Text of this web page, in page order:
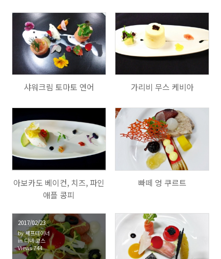
714
샤워크림 토마토 연어
727
가리비 무스 케비아
630
아보카도 베이컨, 치즈, 파인
애플 콩피
705
빠떼 엉 쿠르트
2017/02/23
by셰프테이너
in디너 코스
Views744 742